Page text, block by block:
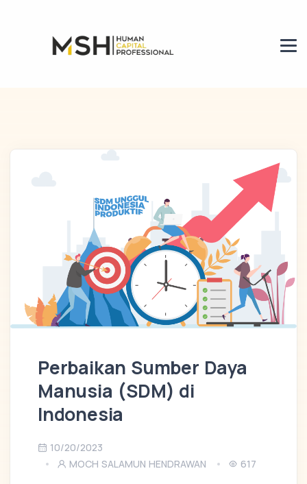
Perbaikan Sumber Daya
Manusia (SDM) di
Indonesia
10/20/2023
MOCH SALAMUN HENDRAWAN
617